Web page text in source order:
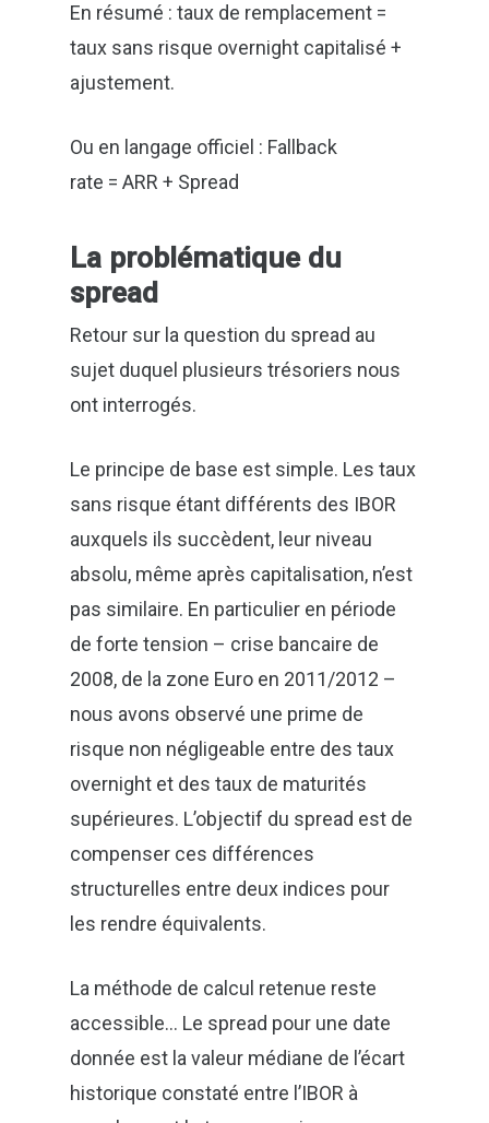
En résumé : taux de remplacement =
taux sans risque overnight capitalisé +
ajustement.
Ou en langage officiel : Fallback
rate = ARR + Spread
La problématique du
spread
Retour sur la question du spread au
sujet duquel plusieurs trésoriers nous
ont interrogés.
Le principe de base est simple. Les taux
sans risque étant différents des IBOR
auxquels ils succèdent, leur niveau
absolu, même après capitalisation, n’est
pas similaire. En particulier en période
de forte tension – crise bancaire de
2008, de la zone Euro en 2011/2012 –
nous avons observé une prime de
risque non négligeable entre des taux
overnight et des taux de maturités
supérieures. L’objectif du spread est de
compenser ces différences
structurelles entre deux indices pour
les rendre équivalents.
La méthode de calcul retenue reste
accessible… Le spread pour une date
donnée est la valeur médiane de l’écart
historique constaté entre l’IBOR à
Suivez l’actualité de Green-ty Advisory
grâce à notre newsletter !